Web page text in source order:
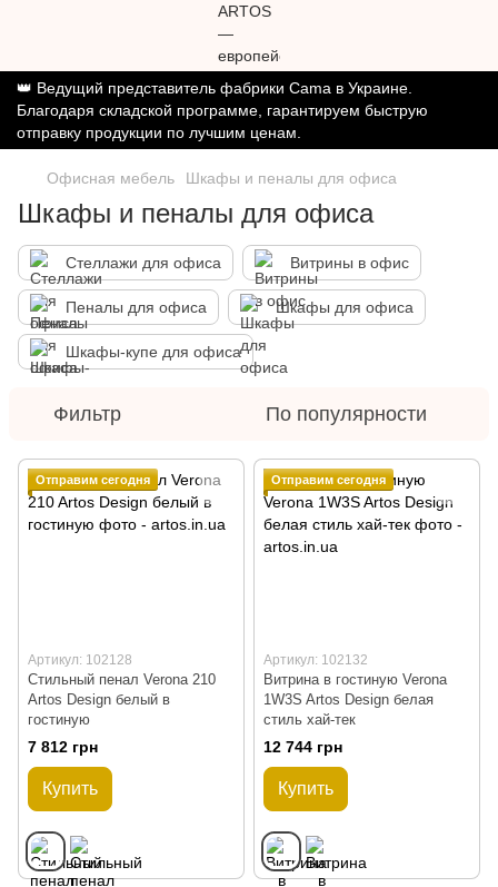
👑 Ведущий представитель фабрики Cama в Украине.
Благодаря складской программе, гарантируем быструю
отправку продукции по лучшим ценам.
Офисная мебель Шкафы и пеналы для офиса
Шкафы и пеналы для офиса
Стеллажи для офиса Витрины в офис
Пеналы для офиса Шкафы для офиса
Шкафы-купе для офиса
Фильтр По популярности
Отправим сегодня
Артикул: 102128
Стильный пенал Verona 210
Artos Design белый в
гостиную
7 812 грн
Купить
Отправим сегодня
Артикул: 102132
Витрина в гостиную Verona
1W3S Artos Design белая
стиль хай-тек
12 744 грн
Купить